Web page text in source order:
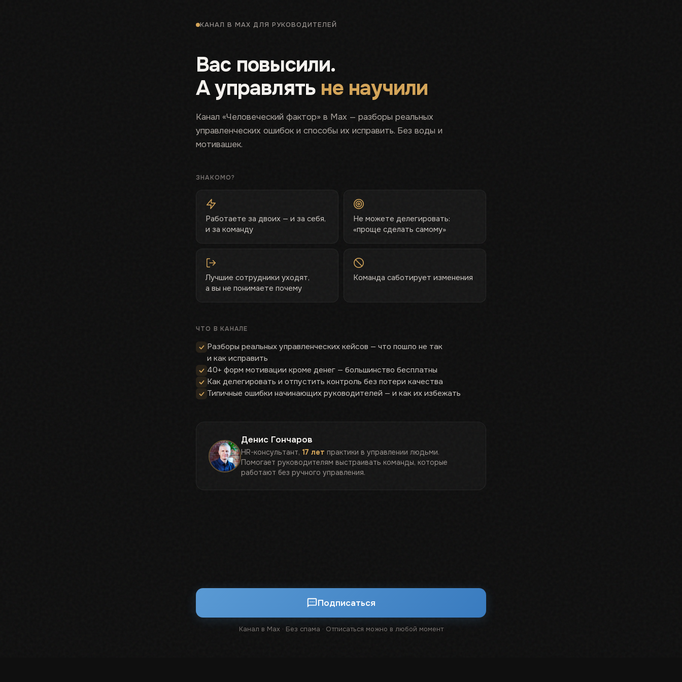
КАНАЛ В MAX ДЛЯ РУКОВОДИТЕЛЕЙ
Вас повысили.
А управлять не научили
Канал «Человеческий фактор» в Max — разборы реальных
управленческих ошибок и способы их исправить. Без воды и
мотивашек.
ЗНАКОМО?
Работаете за двоих — и за себя,
и за команду
Не можете делегировать:
«проще сделать самому»
Лучшие сотрудники уходят,
а вы не понимаете почему
Команда саботирует изменения
ЧТО В КАНАЛЕ
Разборы реальных управленческих кейсов — что пошло не так
и как исправить
40+ форм мотивации кроме денег — большинство бесплатны
Как делегировать и отпустить контроль без потери качества
Типичные ошибки начинающих руководителей — и как их избежать
Денис Гончаров
HR-консультант, 17 лет практики в управлении людьми.
Помогает руководителям выстраивать команды, которые
работают без ручного управления.
Подписаться
Канал в Max · Без спама · Отписаться можно в любой момент